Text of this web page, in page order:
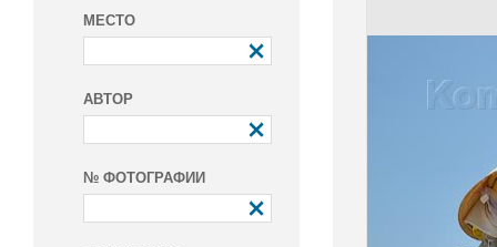
МЕСТО
АВТОР
№ ФОТОГРАФИИ